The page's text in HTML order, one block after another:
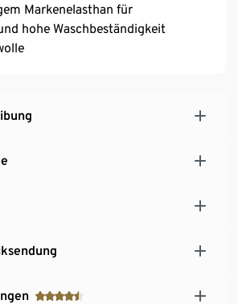
Markenelasthan für
hohe Waschbeständigkeit